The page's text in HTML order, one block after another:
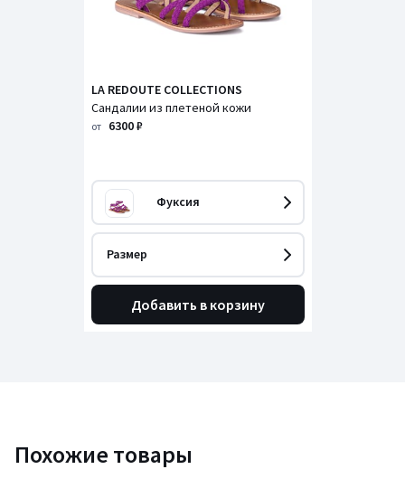
LA REDOUTE COLLECTIONS
Сандалии из плетеной кожи
от 6300 ₽
Фуксия
Размер
Добавить в корзину
Похожие товары